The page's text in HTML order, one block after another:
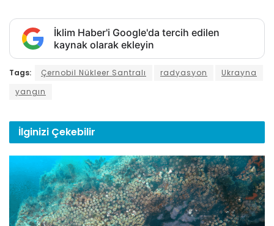
İklim Haber'i Google'da tercih edilen
kaynak olarak ekleyin
Tags: Çernobil Nükleer Santralı radyasyon
Ukrayna
yangın
İlginizi Çekebilir